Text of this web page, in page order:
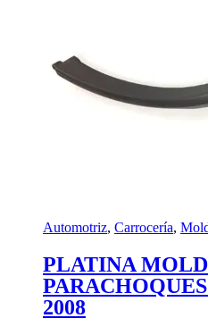
Automotriz, Carrocería,
PLATINA
2008